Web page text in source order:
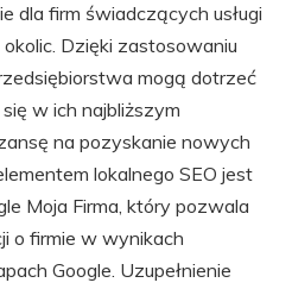
dla firm świadczących usługi
Dzięki zastosowaniu
mogą dotrzeć
w ich najbliższym
na pozyskanie nowych
lokalnego SEO jest
Moja Firma, który pozwala
o firmie w wynikach
Google. Uzupełnienie